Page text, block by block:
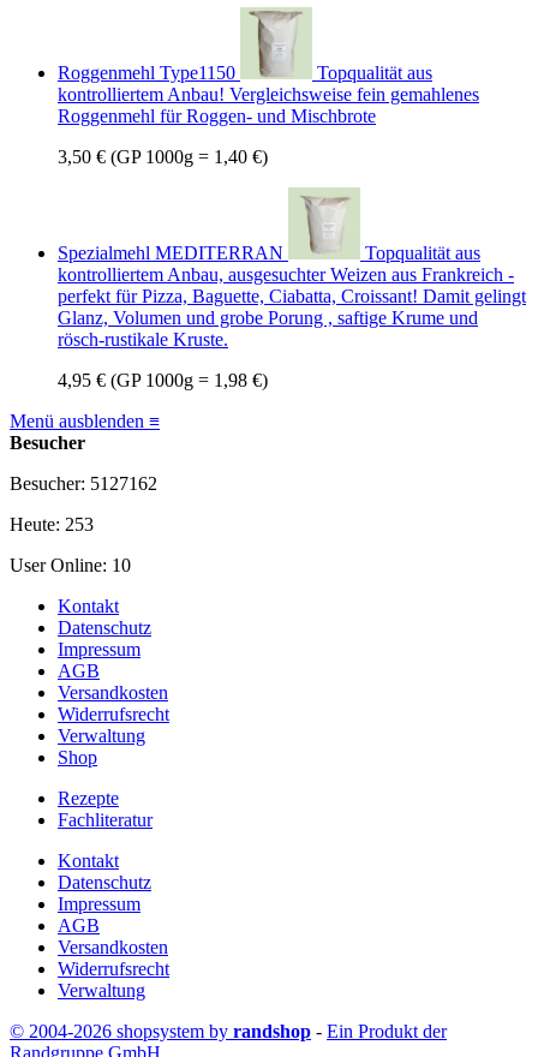
Roggenmehl Type1150
Topqualität aus
kontrolliertem Anbau! Vergleichsweise fein gemahlenes
Roggenmehl für Roggen- und Mischbrote
3,50 € (GP 1000g = 1,40 €)
Spezialmehl MEDITERRAN
Topqualität aus
kontrolliertem Anbau, ausgesuchter Weizen aus Frankreich -
perfekt für Pizza, Baguette, Ciabatta, Croissant! Damit gelingt
Glanz, Volumen und grobe Porung , saftige Krume und
rösch-rustikale Kruste.
4,95 € (GP 1000g = 1,98 €)
Menü ausblenden ≡
Besucher
Besucher: 5127162
Heute: 253
User Online: 10
Kontakt
Datenschutz
Impressum
AGB
Versandkosten
Widerrufsrecht
Verwaltung
Shop
Rezepte
Fachliteratur
Kontakt
Datenschutz
Impressum
AGB
Versandkosten
Widerrufsrecht
Verwaltung
© 2004-2026 shopsystem by randshop - Ein Produkt der
Randgruppe GmbH